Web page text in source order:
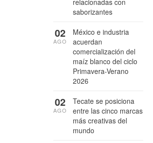
saborizantes
México e industria
acuerdan
comercialización del
maíz blanco del ciclo
Primavera-Verano
2026
02
AGO
Tecate se posiciona
entre las cinco marcas
más creativas del
mundo
02
AGO